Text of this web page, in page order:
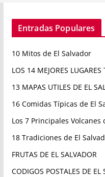
Entradas Populares
10 Mitos de El Salvador
LOS 14 MEJORES
13 MAPAS UTILES DE EL
16 Comidas Típicas de El
Los 7 Principales Volcanes
18 Tradiciones de El
FRUTAS DE EL SALVADOR
CODIGOS POSTALES DE EL